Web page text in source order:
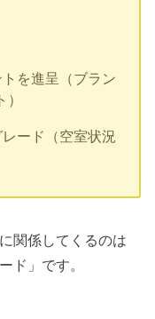
を進呈（ブラン
ード（空室状況
関係してくるのは
ド」です。